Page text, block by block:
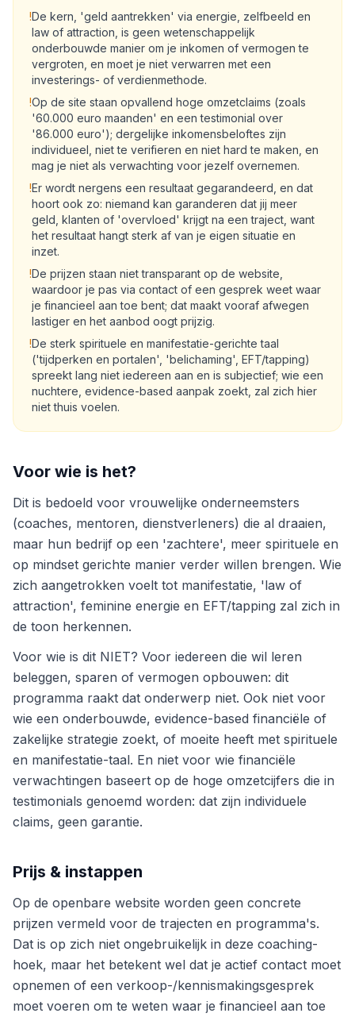
!De kern, 'geld aantrekken' via energie, zelfbeeld en
law of attraction, is geen wetenschappelijk
onderbouwde manier om je inkomen of vermogen te
vergroten, en moet je niet verwarren met een
investerings- of verdienmethode.
!Op de site staan opvallend hoge omzetclaims (zoals
'60.000 euro maanden' en een testimonial over
'86.000 euro'); dergelijke inkomensbeloftes zijn
individueel, niet te verifieren en niet hard te maken, en
mag je niet als verwachting voor jezelf overnemen.
!Er wordt nergens een resultaat gegarandeerd, en dat
hoort ook zo: niemand kan garanderen dat jij meer
geld, klanten of 'overvloed' krijgt na een traject, want
het resultaat hangt sterk af van je eigen situatie en
inzet.
!De prijzen staan niet transparant op de website,
waardoor je pas via contact of een gesprek weet waar
je financieel aan toe bent; dat maakt vooraf afwegen
lastiger en het aanbod oogt prijzig.
!De sterk spirituele en manifestatie-gerichte taal
('tijdperken en portalen', 'belichaming', EFT/tapping)
spreekt lang niet iedereen aan en is subjectief; wie een
nuchtere, evidence-based aanpak zoekt, zal zich hier
niet thuis voelen.
Voor wie is het?
Dit is bedoeld voor vrouwelijke onderneemsters
(coaches, mentoren, dienstverleners) die al draaien,
maar hun bedrijf op een 'zachtere', meer spirituele en
op mindset gerichte manier verder willen brengen. Wie
zich aangetrokken voelt tot manifestatie, 'law of
attraction', feminine energie en EFT/tapping zal zich in
de toon herkennen.
Voor wie is dit NIET? Voor iedereen die wil leren
beleggen, sparen of vermogen opbouwen: dit
programma raakt dat onderwerp niet. Ook niet voor
wie een onderbouwde, evidence-based financiële of
zakelijke strategie zoekt, of moeite heeft met spirituele
en manifestatie-taal. En niet voor wie financiële
verwachtingen baseert op de hoge omzetcijfers die in
testimonials genoemd worden: dat zijn individuele
claims, geen garantie.
Prijs & instappen
Op de openbare website worden geen concrete
prijzen vermeld voor de trajecten en programma's.
Dat is op zich niet ongebruikelijk in deze coaching-
hoek, maar het betekent wel dat je actief contact moet
opnemen of een verkoop-/kennismakingsgesprek
moet voeren om te weten waar je financieel aan toe